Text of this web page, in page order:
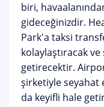
biri,
gideceğinizdir.
Park'a taksi
kolaylaştıracak
getirecektir.
şirketiyle seyahat
da keyifli hale